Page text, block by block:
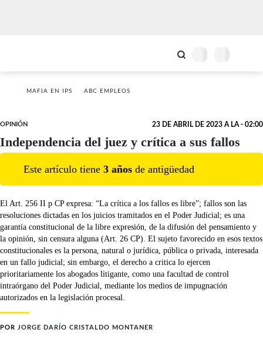
MAFIA EN IPS ABC EMPLEOS
OPINIÓN 23 DE ABRIL DE 2023 A LA - 02:00
Independencia del juez y crítica a sus fallos
Este artículo tiene 3 años de antigüedad
El Art. 256 II p CP expresa: “La crítica a los fallos es libre”; fallos son las
resoluciones dictadas en los juicios tramitados en el Poder Judicial; es una
garantía constitucional de la libre expresión, de la difusión del pensamiento y
la opinión, sin censura alguna (Art. 26 CP). El sujeto favorecido en esos textos
constitucionales es la persona, natural o jurídica, pública o privada, interesada
en un fallo judicial; sin embargo, el derecho a critica lo ejercen
prioritariamente los abogados litigante, como una facultad de control
intraórgano del Poder Judicial, mediante los medios de impugnación
autorizados en la legislación procesal.
POR JORGE DARÍO CRISTALDO MONTANER